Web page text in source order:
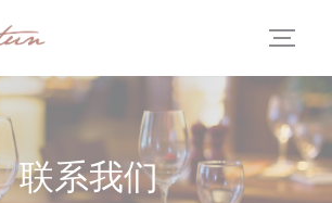
联系我们